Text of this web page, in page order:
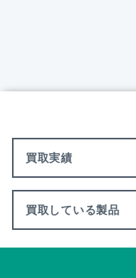
買取実績
買取している製品